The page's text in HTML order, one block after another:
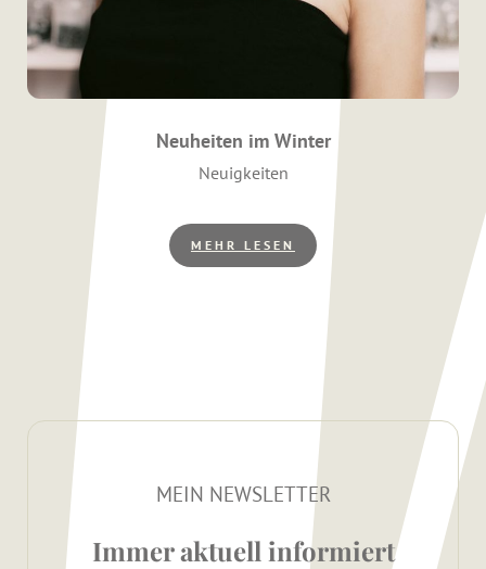
Neuheiten im Winter
Kategorien
Neuigkeiten
MEHR LESEN
MEIN NEWSLETTER
Immer aktuell informiert